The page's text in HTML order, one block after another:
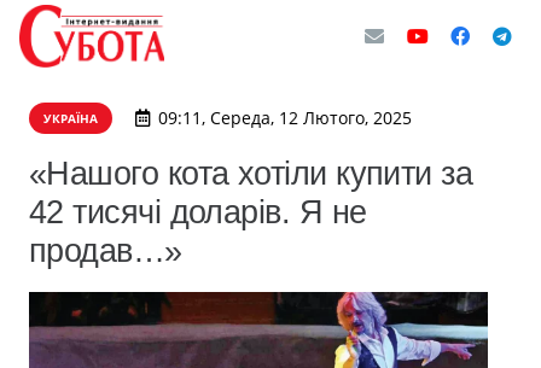
УКРАЇНА 09:11, Середа, 12 Лютого, 2025
«Нашого кота хотіли купити за
42 тисячі доларів. Я не
продав…»